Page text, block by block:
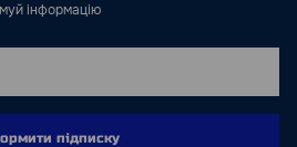
інформацію
підписку